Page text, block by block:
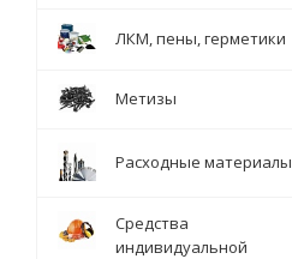
ЛКМ, пены, герметики
Метизы
Расходные материалы
Средства
индивидуальной